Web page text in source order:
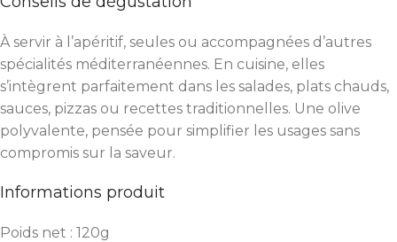
À servir à l’apéritif, seules ou accompagnées d’autres
spécialités méditerranéennes. En cuisine, elles
s’intègrent parfaitement dans les salades, plats chauds,
sauces, pizzas ou recettes traditionnelles. Une olive
polyvalente, pensée pour simplifier les usages sans
compromis sur la saveur.
Informations produit
Poids net : 120g